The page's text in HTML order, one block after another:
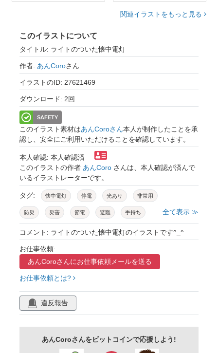
関連イラストをもっと見る
このイラストについて
タイトル: ライトのついた懐中電灯
作者: あんCoroさん
イラストのID: 27621469
ダウンロード: 2回
SAFETY
このイラスト素材はあんCoroさん本人が制作したことを承
認し、安全にご利用いただけることを確認しています。
本人確認: 本人確認済
このイラストの作者 あんCoro さんは、本人確認が済んで
いるイラストレーターです。
タグ: 懐中電灯 停電 光あり 非常用
防災 災害 節電 避難 手持ち
点灯中 シンプル 手描き ゆるい
可愛い
全て表示 ≫
コメント: ライトのついた懐中電灯のイラストです^_^
お仕事依頼:
あんCoroさんにお仕事依頼メールを送る
お仕事依頼とは?
違反報告
あんCoroさんをビットコインで応援しよう!